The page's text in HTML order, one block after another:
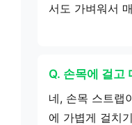
서도 가벼워서
Q. 손목에 걸고
네, 손목 스트랩
에 가볍게 걸치